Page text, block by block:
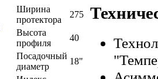
Ширина
протектора
275
Высота
профиля
40
Посадочный
диаметр
18"